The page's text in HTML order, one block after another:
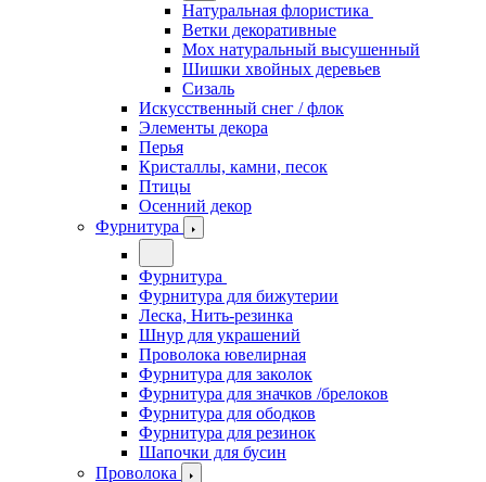
Натуральная флористика
Ветки декоративные
Мох натуральный высушенный
Шишки хвойных деревьев
Сизаль
Искусственный снег / флок
Элементы декора
Перья
Кристаллы, камни, песок
Птицы
Осенний декор
Фурнитура
Фурнитура
Фурнитура для бижутерии
Леска, Нить-резинка
Шнур для украшений
Проволока ювелирная
Фурнитура для заколок
Фурнитура для значков /брелоков
Фурнитура для ободков
Фурнитура для резинок
Шапочки для бусин
Проволока